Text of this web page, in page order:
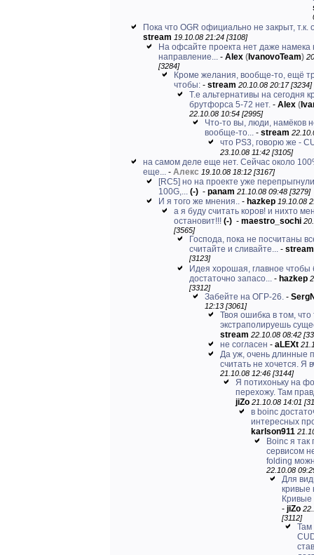
Пока что OGR официально не закрыт, т.к.
stream 19.10.08 21:24 [3108]
На офсайте проекта нет даже намека
направление... - Alex ( IvanovoTeam)
[3284]
Кроме желания, вообще-то, ещё
чтобы: - stream 20.10.08 20:17 [3234]
Т.е альтернативы на сегодня
брутфорса 5-72 нет. - Alex (
22.10.08 10:54 [2995]
Что-то вы, люди, намёков
вообще-то... - stream
что PS3, говорю же -
23.10.08 11:42 [3105]
на самом деле еще нет. Сейчас около
еще... - Алекс 19.10.08 18:12 [3167]
[RC5] но на проекте уже
100G,... (-) - panam 21.10.08 09:48 [3279]
И я того же мнения.. - hazkep 19.10.08
а я буду считать коров! и нихто
остановит!!! (-) - maestro_sochi
[3565]
Господа, пока не посчитаны
считайте и сливайте... - stream
[3123]
Идея хорошая, главное чтобы
достаточно запасо... - hazkep
[3312]
Забейте на ОГР-26. -
12:13 [3061]
Твоя ошибка в том, что
экстраполируешь
stream 22.10.08 08:42
не согласен - aLEXt
Да уж, очень длинные
считать не хочется. Я
21.10.08 12:46 [3144]
Я потихоньку на
перехожу. Там
jiZo 21.10.08 14:01
в boinc
интересных
karlson911
Boinc я так
сервисом
folding
22.10.08
Для
кривые
Кривые
- jiZo
[3112]
Там